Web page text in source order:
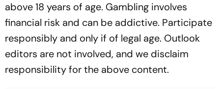
above 18 years of age. Gambling involves
financial risk and can be addictive. Participate
responsibly and only if of legal age. Outlook
editors are not involved, and we disclaim
responsibility for the above content.